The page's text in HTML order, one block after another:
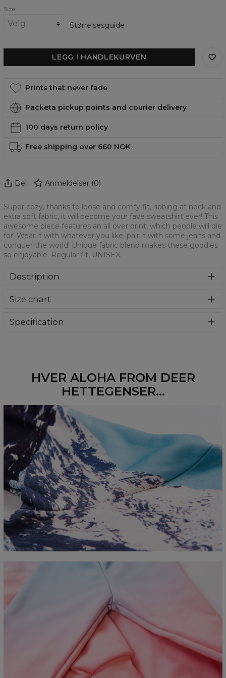
Size
Størrelsesguide
LEGG I HANDLEKURVEN
Prints that never fade
Packeta pickup points and courier delivery
100 days return policy
Free shipping over 660 NOK
Del Anmeldelser (0)
Super cozy, thanks to loose and comfy fit, ribbing at neck and
extra soft fabric, it will become your fave sweatshirt ever! This
awesome piece features an all over print, which people will die
for! Wear it with whatever you like, pair it with some jeans and
conquer the world! Unique fabric blend makes these goodies
so enjoyable. Regular fit, UNISEX.
Description
bawełny i poliestru z wysokiej jakości nadrukiem z przodu i
długie rękawy. Trwałe, wzmocnione szwy są kolorowe, aby
Size chart
Measured flat
CM
XS S M L XL 2XL 3XL
4XL
A - Length
67 68 69 70 71 73 75
78
B - Chest width
50 56 58 60 63
66
C - Sleeve length
63 64 66 67 68 69
Specification
HVER ALOHA FROM DEER
HETTEGENSER...